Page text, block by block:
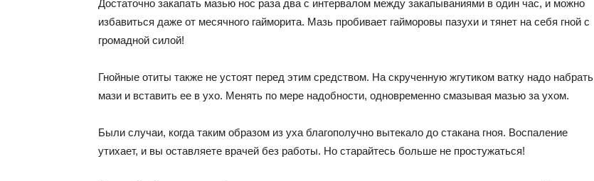
Достаточно закапать мазью нос раза два с интервалом между закапываниями в один час, и можно
избавиться даже от месячного гайморита. Мазь пробивает гайморовы пазухи и тянет на себя гной с
громадной силой!
Гнойные отиты также не устоят перед этим средством. На скрученную жгутиком ватку надо набрать
мази и вставить ее в ухо. Менять по мере надобности, одновременно смазывая мазью за ухом.
Были случаи, когда таким образом из уха благополучно вытекало до стакана гноя. Воспаление
утихает, и вы оставляете врачей без работы. Но старайтесь больше не простужаться!